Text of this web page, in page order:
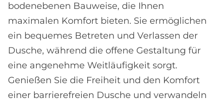
bodenebenen Bauweise, die Ihnen
maximalen Komfort bieten. Sie ermöglichen
ein bequemes Betreten und Verlassen der
Dusche, während die offene Gestaltung für
eine angenehme Weitläufigkeit sorgt.
Genießen Sie die Freiheit und den Komfort
einer barrierefreien Dusche und verwandeln